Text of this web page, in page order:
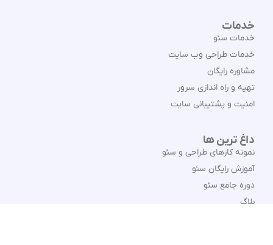
خدمات
خدمات سئو
خدمات طراحی وب سایت
مشاوره رایگان
تهیه و راه اندازی سرور
امنیت و پشتیبانی سایت
داغ ترین ها
نمونه کارهای طراحی و سئو
آموزش رایگان سئو
دوره جامع سئو
بلاگ